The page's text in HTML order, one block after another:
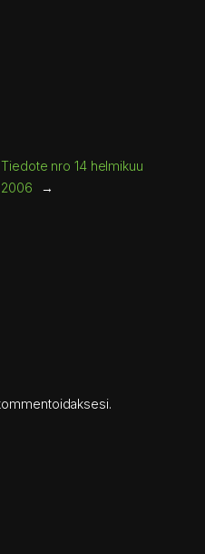
Tiedote nro 14 helmikuu
2006
→